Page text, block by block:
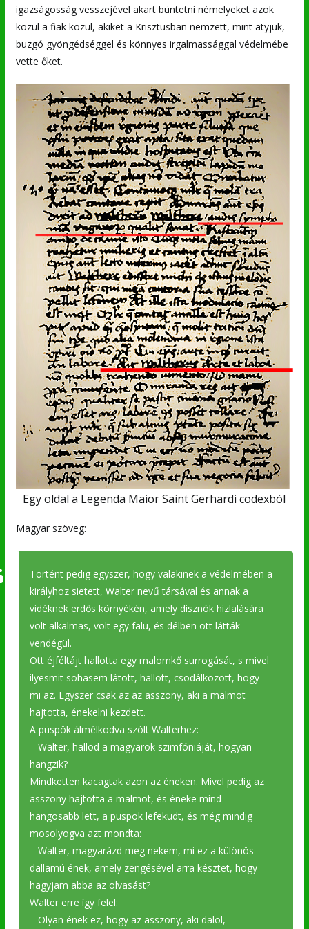
igazságosság vesszejével akart büntetni némelyeket azok
közül a fiak közül, akiket a Krisztusban nemzett, mint atyjuk,
buzgó gyöngédséggel és könnyes irgalmassággal védelmébe
vette őket.
Egy oldal a Legenda Maior Saint Gerhardi codexból
Magyar szöveg:
Történt pedig egyszer, hogy valakinek a védelmében a
királyhoz sietett, Walter nevű társával és annak a
vidéknek erdős környékén, amely disznók hizlalására
volt alkalmas, volt egy falu, és délben ott látták
vendégül.
Ott éjféltájt hallotta egy malomkő surrogását, s mivel
ilyesmit sohasem látott, hallott, csodálkozott, hogy
mi az. Egyszer csak az az asszony, aki a malmot
hajtotta, énekelni kezdett.
A püspök álmélkodva szólt Walterhez:
– Walter, hallod a magyarok szimfóniáját, hogyan
hangzik?
Mindketten kacagtak azon az éneken. Mivel pedig az
asszony hajtotta a malmot, és éneke mind
hangosabb lett, a püspök lefeküdt, és még mindig
mosolyogva azt mondta:
– Walter, magyarázd meg nekem, mi ez a különös
dallamú ének, amely zengésével arra késztet, hogy
hagyjam abba az olvasást?
Walter erre így felel:
– Olyan ének ez, hogy az asszony, aki dalol,